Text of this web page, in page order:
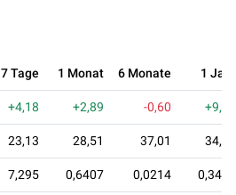
7 Tage 1 Monat 6 Monate 1 Jahr
+4,18 +2,89 -0,60 +9,69
23,13 28,51 37,01 34,23
7,295 0,6407 0,0214 0,3413